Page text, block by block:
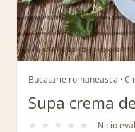
Bucatarie romaneasca ·
Supa crema
★ ★ ★ ★ ★ Nicio